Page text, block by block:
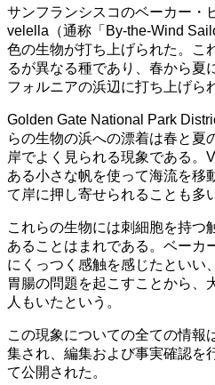
サンフランシスコのベーカー・
velella（通称「By-the-Wind
色の生物が打ち上げられた。こ
るが異なる種であり、春から夏
フォルニアの浜辺に打ち上げら
Golden Gate National Park
らの生物の浜への漂着は春と夏
岸でよく見られる現象である。
ある小さな帆を使って海流を移
て岸に押し寄せられることも多
これらの生物には刺細胞を持つ
あることはまれである。ベーカ
にくっつく感触を感じたといい
胃腸の問題を起こすことから、
人もいたという。
この現象についての全ての情報
集され、編集および事実確認を
て公開された。